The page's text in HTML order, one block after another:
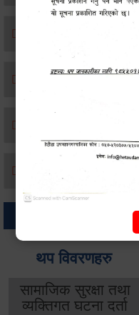
जन्म दर्ता
थप विवरणहरु
सामाजिक सुरक्षा तथा
व्यक्तिगत घटना दर्ता